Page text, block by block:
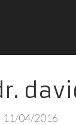
11/04/2016